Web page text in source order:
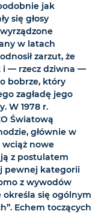
jak
się głosy
w latach
zarzut, że
i — rzecz dziwna —
bobrze, który
zagładę jego
W 1978 r.
Światową
głównie w
wciąż nowe
z postulatem
pewnej kategorii
z wywodów
się ogólnym
Echem toczących